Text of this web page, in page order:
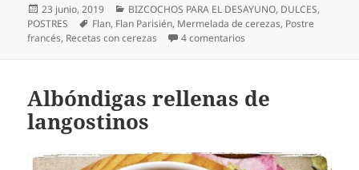
Publicado
el
23 junio, 2019 Categorías
BIZCOCHOS PARA EL DESAYUNO, DULCES,
POSTRES
Etiquetas
Flan, Flan Parisién, Mermelada de cerezas, Postre
francés, Recetas con cerezas 4 comentarios
Albóndigas rellenas de
langostinos